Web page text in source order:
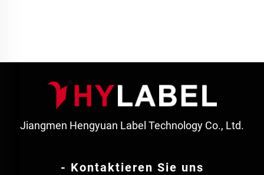
Jiangmen Hengyuan Label Technology Co., Ltd.
- Kontaktieren Sie uns